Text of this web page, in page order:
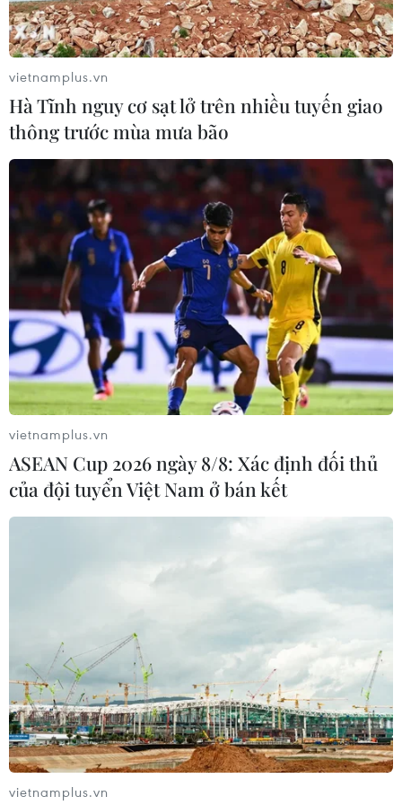
Đoàn Bảo Châu bị phạt 7 năm tù về hành vi
tuyên truyền chống Nhà nước
Mòn mỏi chờ doanh nghiệp trả tiền, người lao
động kêu cứu
Sau phản ánh, cao tốc Chí Thạnh-Vân Phong
tăng tốc khắc phục tồn tại
TIN LIÊN QUAN
Nhiều dự án “treo” hàng chục năm, gây
lãng phí đất "vàng" ở Đà Nẵng
19/12/2023 04:07
Viễn Đông Meridian Tower, Đà Nẵng Center Vũ Châu
Long, Golden Square… là những dự án "treo" hàng chục
năm ngay tại trung tâm thành phố Đà Nẵng, gây lãng
phí nguồn lực đất đai.
vietnamplus.vn
Hà Tĩnh nguy cơ sạt lở trên nhiều tuyến giao
thông trước mùa mưa bão
vietnamplus.vn
ASEAN Cup 2026 ngày 8/8: Xác định đối thủ
của đội tuyển Việt Nam ở bán kết
vietnamplus.vn